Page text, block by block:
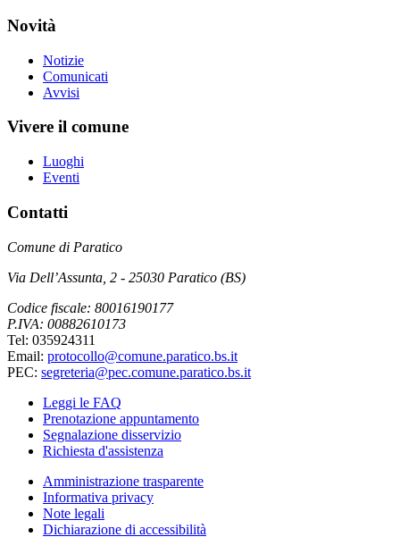
Novità
Notizie
Comunicati
Avvisi
Vivere il comune
Luoghi
Eventi
Contatti
Comune di Paratico
Via Dell’Assunta, 2 - 25030 Paratico (BS)
Codice fiscale: 80016190177
P.IVA: 00882610173
Tel: 035924311
Email: protocollo@comune.paratico.bs.it
PEC: segreteria@pec.comune.paratico.bs.it
Leggi le FAQ
Prenotazione appuntamento
Segnalazione disservizio
Richiesta d'assistenza
Amministrazione trasparente
Informativa privacy
Note legali
Dichiarazione di accessibilità